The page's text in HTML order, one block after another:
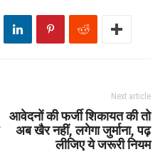
Next article
आवेदनों की फर्जी शिकायत की तो
अब खैर नहीं, लगेगा जुर्माना, पढ़
लीजिए ये जरूरी नियम